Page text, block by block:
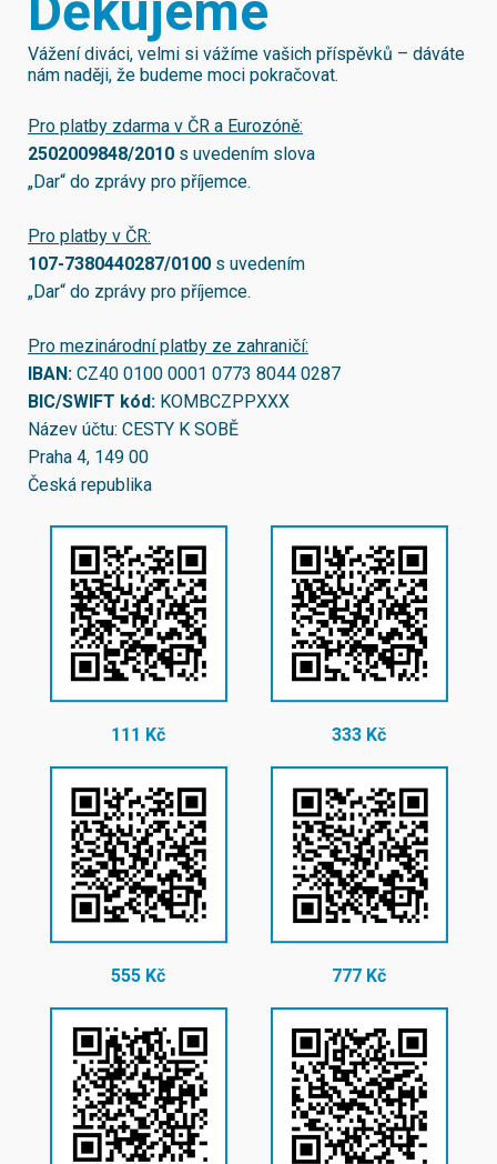
Vážení diváci, velmi si vážíme vašich příspěvků – dáváte
nám naději, že budeme moci pokračovat.
Pro platby zdarma v ČR a Eurozóně:
2502009848/2010 s uvedením slova
„Dar“ do zprávy pro příjemce.
Pro platby v ČR:
107-7380440287/0100 s uvedením
„Dar“ do zprávy pro příjemce.
Pro mezinárodní platby ze zahraničí:
IBAN: CZ40 0100 0001 0773 8044 0287
BIC/SWIFT kód: KOMBCZPPXXX
Název účtu: CESTY K SOBĚ
Praha 4, 149 00
Česká republika
111 Kč 333 Kč
555 Kč 777 Kč